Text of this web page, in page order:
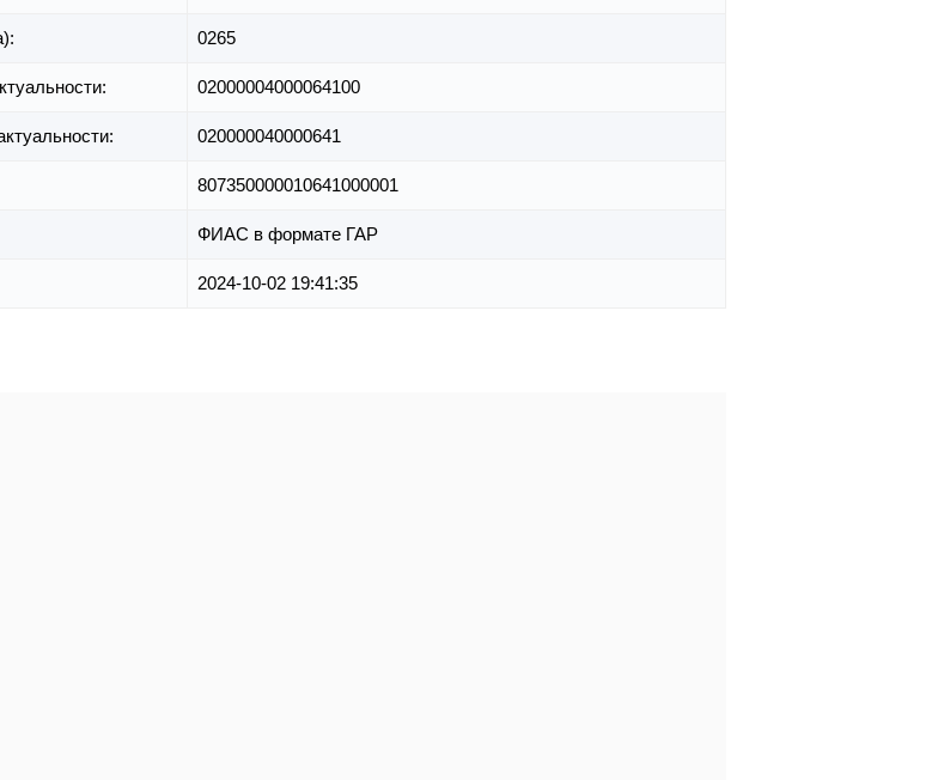
0265
02000004000064100
020000040000641
807350000010641000001
ФИАС в формате ГАР
2024-10-02 19:41:35